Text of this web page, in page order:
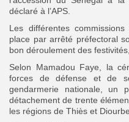
déclaré à l’APS.
Les différentes
place par arrêté préfectoral
bon déroulement des
Selon Mamadou Faye, la
forces de défense et de
gendarmerie nationale, un
détachement de trente
les régions de Thiès et